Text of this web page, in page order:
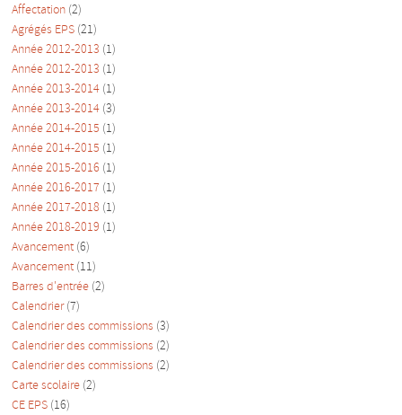
Affectation (2)
Agrégés EPS (21)
Année 2012-2013 (1)
Année 2012-2013 (1)
Année 2013-2014 (1)
Année 2013-2014 (3)
Année 2014-2015 (1)
Année 2014-2015 (1)
Année 2015-2016 (1)
Année 2016-2017 (1)
Année 2017-2018 (1)
Année 2018-2019 (1)
Avancement (6)
Avancement (11)
Barres d'entrée (2)
Calendrier(7)
Calendrier des commissions (3)
Calendrier des commissions (2)
Calendrier des commissions (2)
Carte scolaire (2)
CE EPS (16)